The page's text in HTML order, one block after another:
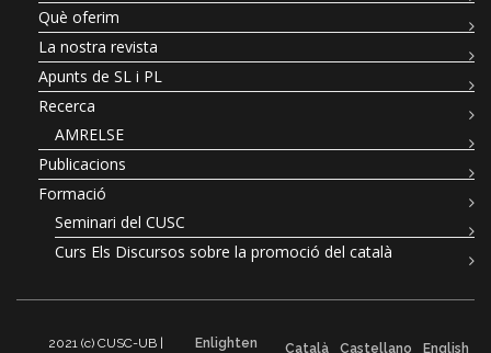
Què oferim
La nostra revista
Apunts de SL i PL
Recerca
AMRELSE
Publicacions
Formació
Seminari del CUSC
Curs Els Discursos sobre la promoció del català
2021 (c) CUSC-UB |
Enlighten Català Castellano English